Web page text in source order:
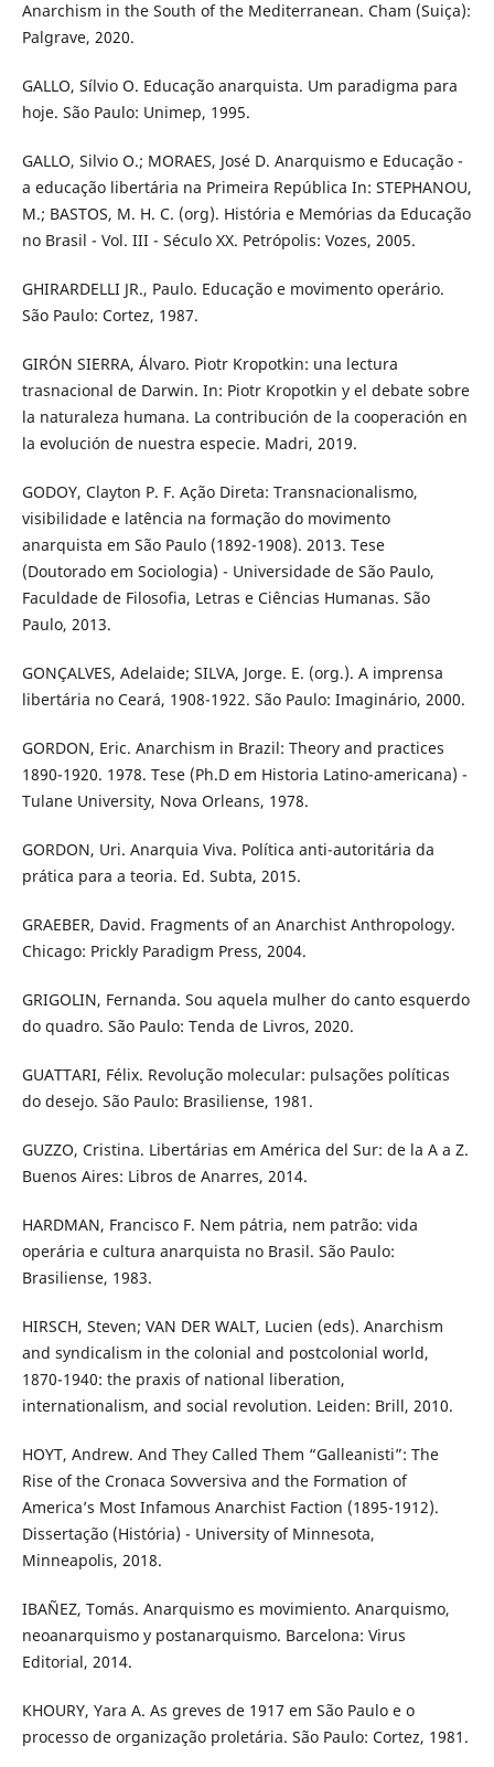
Anarchism in the South of the Mediterranean. Cham (Suiça):
Palgrave, 2020.
GALLO, Sílvio O. Educação anarquista. Um paradigma para
hoje. São Paulo: Unimep, 1995.
GALLO, Silvio O.; MORAES, José D. Anarquismo e Educação -
a educação libertária na Primeira República In: STEPHANOU,
M.; BASTOS, M. H. C. (org). História e Memórias da Educação
no Brasil - Vol. III - Século XX. Petrópolis: Vozes, 2005.
GHIRARDELLI JR., Paulo. Educação e movimento operário.
São Paulo: Cortez, 1987.
GIRÓN SIERRA, Álvaro. Piotr Kropotkin: una lectura
trasnacional de Darwin. In: Piotr Kropotkin y el debate sobre
la naturaleza humana. La contribución de la cooperación en
la evolución de nuestra especie. Madri, 2019.
GODOY, Clayton P. F. Ação Direta: Transnacionalismo,
visibilidade e latência na formação do movimento
anarquista em São Paulo (1892-1908). 2013. Tese
(Doutorado em Sociologia) - Universidade de São Paulo,
Faculdade de Filosofia, Letras e Ciências Humanas. São
Paulo, 2013.
GONÇALVES, Adelaide; SILVA, Jorge. E. (org.). A imprensa
libertária no Ceará, 1908-1922. São Paulo: Imaginário, 2000.
GORDON, Eric. Anarchism in Brazil: Theory and practices
1890-1920. 1978. Tese (Ph.D em Historia Latino-americana) -
Tulane University, Nova Orleans, 1978.
GORDON, Uri. Anarquia Viva. Política anti-autoritária da
prática para a teoria. Ed. Subta, 2015.
GRAEBER, David. Fragments of an Anarchist Anthropology.
Chicago: Prickly Paradigm Press, 2004.
GRIGOLIN, Fernanda. Sou aquela mulher do canto esquerdo
do quadro. São Paulo: Tenda de Livros, 2020.
GUATTARI, Félix. Revolução molecular: pulsações políticas
do desejo. São Paulo: Brasiliense, 1981.
GUZZO, Cristina. Libertárias em América del Sur: de la A a Z.
Buenos Aires: Libros de Anarres, 2014.
HARDMAN, Francisco F. Nem pátria, nem patrão: vida
operária e cultura anarquista no Brasil. São Paulo:
Brasiliense, 1983.
HIRSCH, Steven; VAN DER WALT, Lucien (eds). Anarchism
and syndicalism in the colonial and postcolonial world,
1870-1940: the praxis of national liberation,
internationalism, and social revolution. Leiden: Brill, 2010.
HOYT, Andrew. And They Called Them “Galleanisti”: The
Rise of the Cronaca Sovversiva and the Formation of
America’s Most Infamous Anarchist Faction (1895-1912).
Dissertação (História) - University of Minnesota,
Minneapolis, 2018.
IBAÑEZ, Tomás. Anarquismo es movimiento. Anarquismo,
neoanarquismo y postanarquismo. Barcelona: Virus
Editorial, 2014.
KHOURY, Yara A. As greves de 1917 em São Paulo e o
processo de organização proletária. São Paulo: Cortez, 1981.